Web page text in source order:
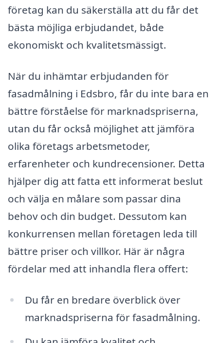
företag kan du säkerställa att du får det
bästa möjliga erbjudandet, både
ekonomiskt och kvalitetsmässigt.
När du inhämtar erbjudanden för
fasadmålning i Edsbro, får du inte bara en
bättre förståelse för marknadspriserna,
utan du får också möjlighet att jämföra
olika företags arbetsmetoder,
erfarenheter och kundrecensioner. Detta
hjälper dig att fatta ett informerat beslut
och välja en målare som passar dina
behov och din budget. Dessutom kan
konkurrensen mellan företagen leda till
bättre priser och villkor. Här är några
fördelar med att inhandla flera offert:
Du får en bredare överblick över
marknadspriserna för fasadmålning.